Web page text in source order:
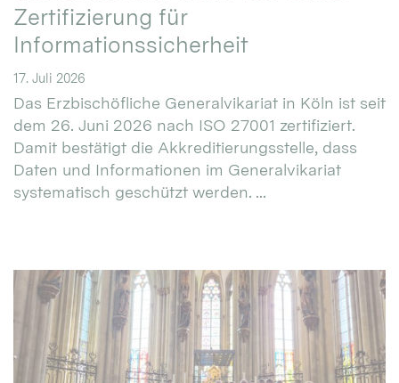
Zertifizierung für
Informationssicherheit
17. Juli 2026
Das Erzbischöfliche Generalvikariat in Köln ist seit
dem 26. Juni 2026 nach ISO 27001 zertifiziert.
Damit bestätigt die Akkreditierungsstelle, dass
Daten und Informationen im Generalvikariat
systematisch geschützt werden. ...